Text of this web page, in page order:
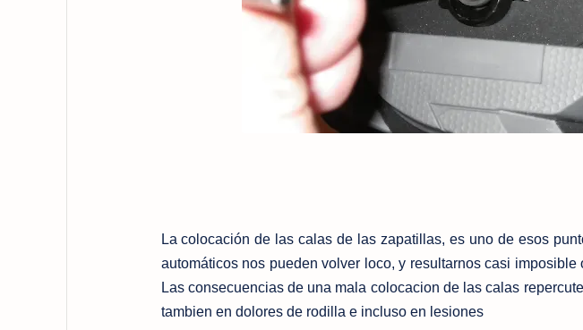
La colocación de las calas de las zapatillas, es uno de esos
automáticos nos pueden volver loco, y resultarnos casi
Las consecuencias de una mala colocacion de las calas
tambien en dolores de rodilla e incluso en lesiones